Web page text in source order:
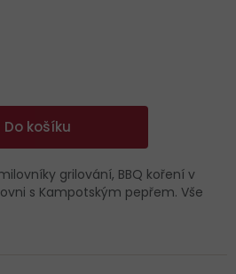
Do košíku
grilování, BBQ koření v
s Kampotským pepřem. Vše